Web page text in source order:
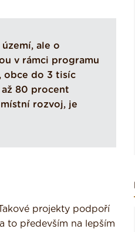
ale o
v rámci programu
obce do 3 tisíc
80 procent
rozvoj, je
projekty podpoří
to především na lepším